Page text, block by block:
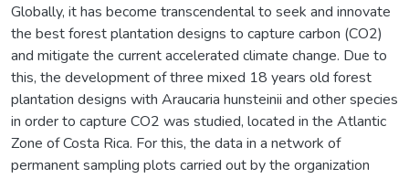
Globally, it has become transcendental to seek and innovate
the best forest plantation designs to capture carbon (CO2)
and mitigate the current accelerated climate change. Due to
this, the development of three mixed 18 years old forest
plantation designs with Araucaria hunsteinii and other species
in order to capture CO2 was studied, located in the Atlantic
Zone of Costa Rica. For this, the data in a network of
permanent sampling plots carried out by the organization